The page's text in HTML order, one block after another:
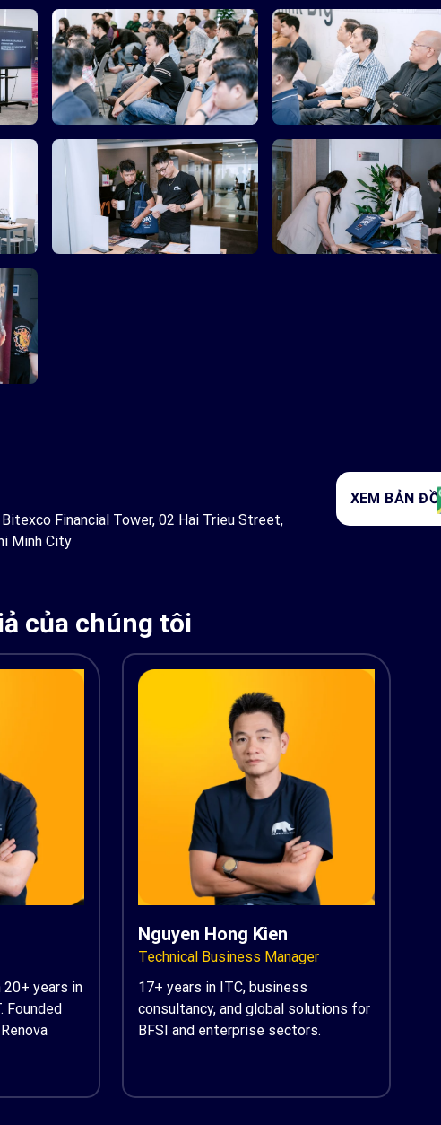
Financial Tower, 02 Hai Trieu Street,
Minh City
XEM BẢN ĐỒ
của chúng tôi
years in
Founded
Nguyen Hong Kien
Technical Business Manager
17+ years in ITC, business
consultancy, and global solutions for
BFSI and enterprise sectors.